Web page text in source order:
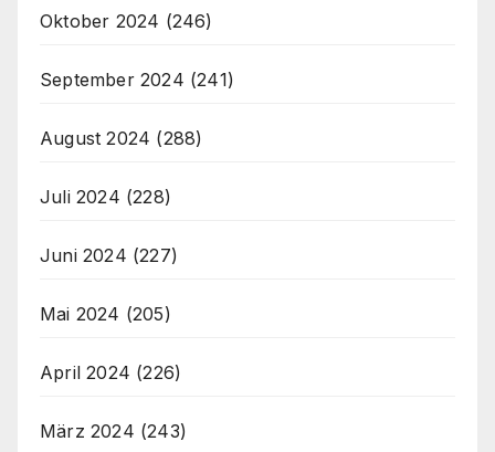
Oktober 2024 (246)
September 2024 (241)
August 2024 (288)
Juli 2024 (228)
Juni 2024 (227)
Mai 2024 (205)
April 2024 (226)
März 2024 (243)